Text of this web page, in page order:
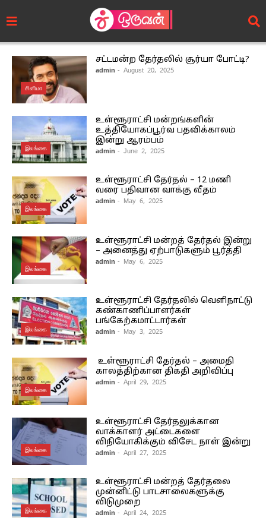
சினிமா
சட்டமன்ற தேர்தலில் சூர்யா போட்டி?
admin - August 20, 2025
இலங்கை
உள்ளூராட்சி மன்றங்களின்
உத்தியோகப்பூர்வ பதவிக்காலம்
இன்று ஆரம்பம்
admin - June 2, 2025
இலங்கை
உள்ளூராட்சி தேர்தல் – 12 மணி
வரை பதிவான வாக்கு வீதம்
admin - May 6, 2025
இலங்கை
உள்ளூராட்சி மன்றத் தேர்தல் இன்று
– அனைத்து ஏற்பாடுகளும் பூர்த்தி
admin - May 6, 2025
இலங்கை
உள்ளூராட்சி தேர்தலில் வெளிநாட்டு
கண்காணிப்பாளர்கள்
பங்கேற்கமாட்டார்கள்
admin - May 3, 2025
இலங்கை
உள்ளூராட்சி தேர்தல் – அமைதி
காலத்திற்கான திகதி அறிவிப்பு
admin - April 29, 2025
இலங்கை
உள்ளூராட்சி தேர்தலுக்கான
வாக்காளர் அட்டைகளை
விநியோகிக்கும் விசேட நாள் இன்று
admin - April 27, 2025
இலங்கை
உள்ளூராட்சி மன்றத் தேர்தலை
முன்னிட்டு பாடசாலைகளுக்கு
விடுமுறை
admin - April 24, 2025